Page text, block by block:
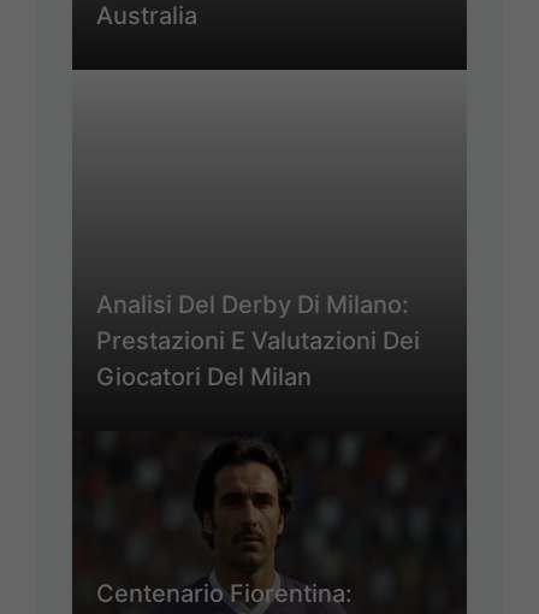
Australia
Analisi Del Derby Di Milano:
Prestazioni E Valutazioni Dei
Giocatori Del Milan
Centenario Fiorentina: